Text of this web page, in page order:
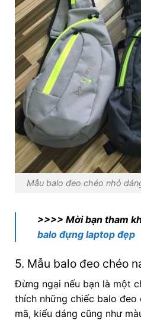
Mẫu balo đeo chéo nhỏ
>>>> Mời bạn tham
balo đựng laptop đẹp
5. Mẫu balo đeo chéo
Đừng ngại nếu bạn là một
thích những chiếc balo đeo
mã, kiểu dáng cũng như